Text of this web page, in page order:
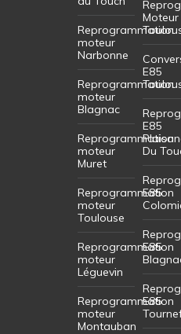
Reprogrammation
moteur
Narbonne
Reprogrammation
moteur
Blagnac
Reprogrammation
moteur
Muret
Reprogrammation
moteur
Toulouse
Reprogrammation
moteur
Léguevin
Reprogrammation
moteur
Montauban
Moteur
E85
E85
Du
E85
E85
E85